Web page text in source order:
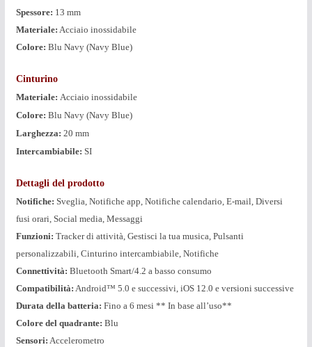
Spessore: 13 mm
Materiale: Acciaio inossidabile
Colore: Blu Navy (Navy Blue)
Cinturino
Materiale: Acciaio inossidabile
Colore: Blu Navy (Navy Blue)
Larghezza: 20 mm
Intercambiabile: SI
Dettagli del prodotto
Notifiche: Sveglia, Notifiche app, Notifiche calendario, E-mail, Diversi
fusi orari, Social media, Messaggi
Funzioni: Tracker di attività, Gestisci la tua musica, Pulsanti
personalizzabili, Cinturino intercambiabile, Notifiche
Connettività: Bluetooth Smart/4.2 a basso consumo
Compatibilità: Android™ 5.0 e successivi, iOS 12.0 e versioni successive
Durata della batteria: Fino a 6 mesi ** In base all’uso**
Colore del quadrante: Blu
Sensori: Accelerometro